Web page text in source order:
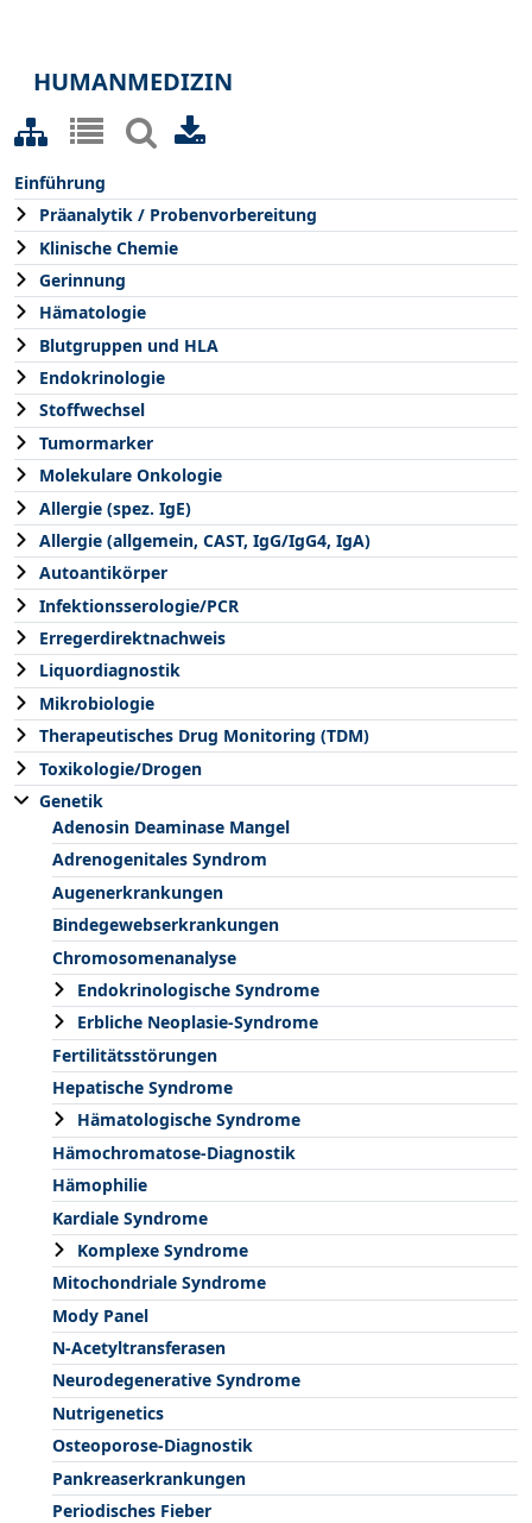
HUMANMEDIZIN
Einführung
Präanalytik / Probenvorbereitung
Klinische Chemie
Gerinnung
Hämatologie
Blutgruppen und HLA
Endokrinologie
Stoffwechsel
Tumormarker
Molekulare Onkologie
Allergie (spez. IgE)
Allergie (allgemein, CAST, IgG/IgG4, IgA)
Autoantikörper
Infektionsserologie/PCR
Erregerdirektnachweis
Liquordiagnostik
Mikrobiologie
Therapeutisches Drug Monitoring (TDM)
Toxikologie/Drogen
Genetik
Adenosin Deaminase Mangel
Adrenogenitales Syndrom
Augenerkrankungen
Bindegewebserkrankungen
Chromosomenanalyse
Endokrinologische Syndrome
Erbliche Neoplasie-Syndrome
Fertilitätsstörungen
Hepatische Syndrome
Hämatologische Syndrome
Hämochromatose-Diagnostik
Hämophilie
Kardiale Syndrome
Komplexe Syndrome
Mitochondriale Syndrome
Mody Panel
N-Acetyltransferasen
Neurodegenerative Syndrome
Nutrigenetics
Osteoporose-Diagnostik
Pankreaserkrankungen
Periodisches Fieber